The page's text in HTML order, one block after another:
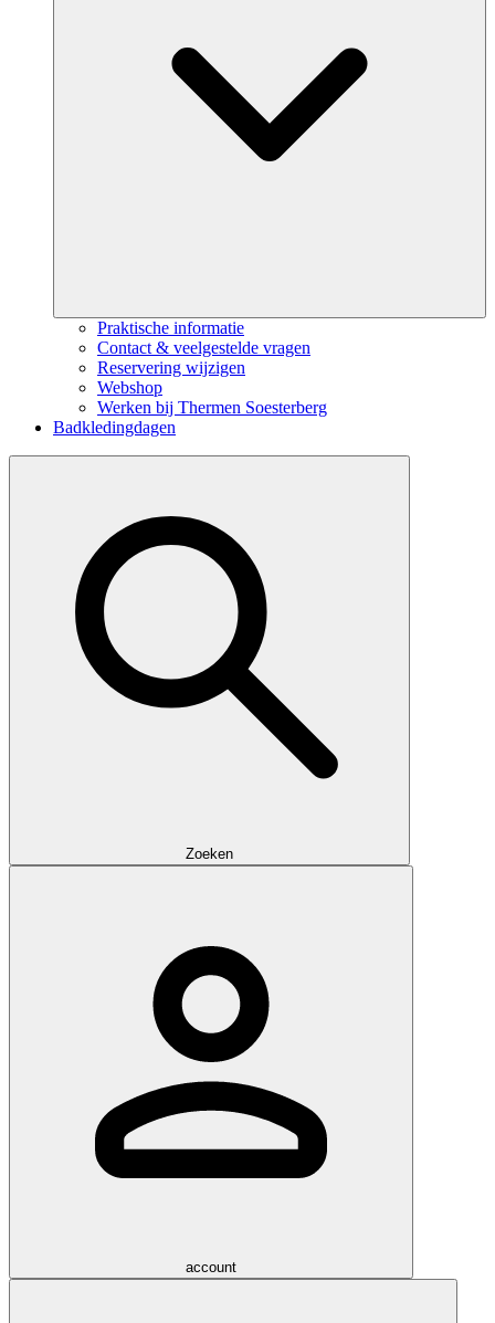
Praktische informatie
Contact & veelgestelde vragen
Reservering wijzigen
Webshop
Werken bij Thermen Soesterberg
Badkledingdagen
Zoeken
account